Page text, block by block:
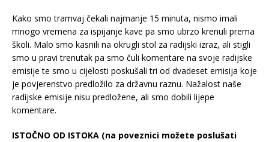
Kako smo tramvaj čekali najmanje 15 minuta, nismo imali
mnogo vremena za ispijanje kave pa smo ubrzo krenuli prema
školi. Malo smo kasnili na okrugli stol za radijski izraz, ali stigli
smo u pravi trenutak pa smo čuli komentare na svoje radijske
emisije te smo u cijelosti poskušali tri od dvadeset emisija koje
je povjerenstvo predložilo za državnu raznu. Nažalost naše
radijske emisije nisu predložene, ali smo dobili lijepe
komentare.
ISTOČNO OD ISTOKA (na poveznici možete poslušati